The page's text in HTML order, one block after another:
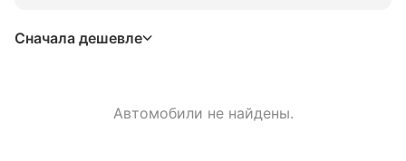
Сначала дешевле
Автомобили не найдены.